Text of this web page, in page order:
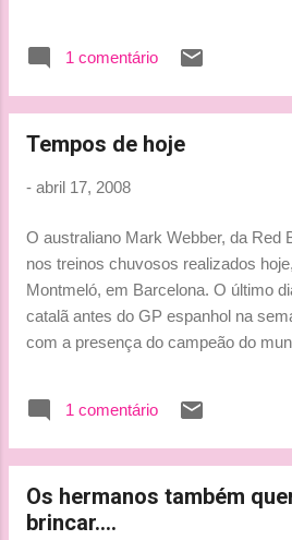
1 comentário
Tempos de hoje
- abril 17, 2008
O australiano Mark Webber, da Red
nos treinos chuvosos realizados
Montmeló, em Barcelona. O último
catalã antes do GP espanhol na
com a presença do campeão do
Trulli da Toyota ficaram
Confiram os tempos abaixo: 1. Mark
Räikkönen - Ferrari, 1:23.619 4.
1:24.715 5. Jenson Button - Honda,
1 comentário
Os hermanos também
brincar....